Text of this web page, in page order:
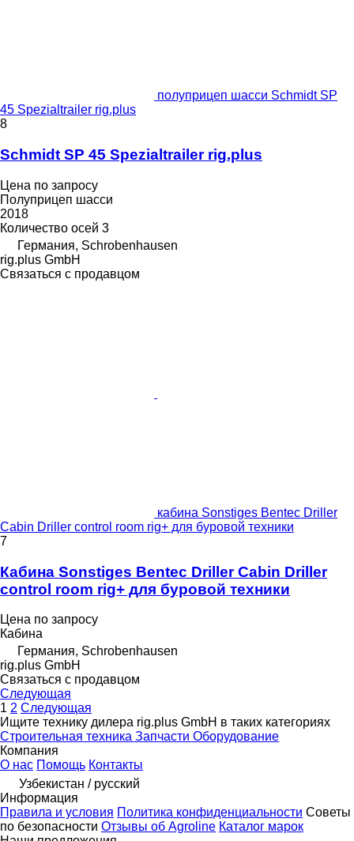
полуприцеп шасси Schmidt SP
45 Spezialtrailer rig.plus
8
Schmidt SP 45 Spezialtrailer rig.plus
Цена по запросу
Полуприцеп шасси
2018
Количество осей 3
Германия, Schrobenhausen
rig.plus GmbH
Связаться с продавцом
кабина Sonstiges Bentec Driller
Cabin Driller control room rig+ для буровой техники
7
Кабина Sonstiges Bentec Driller Cabin Driller
control room rig+ для буровой техники
Цена по запросу
Кабина
Германия, Schrobenhausen
rig.plus GmbH
Связаться с продавцом
Следующая
1 2 Следующая
Ищите технику дилера rig.plus GmbH в таких категориях
Строительная техника Запчасти Оборудование
Компания
О нас Помощь Контакты
Узбекистан / русский
Информация
Правила и условия Политика конфиденциальности Советы
по безопасности Отзывы об Agroline Каталог марок